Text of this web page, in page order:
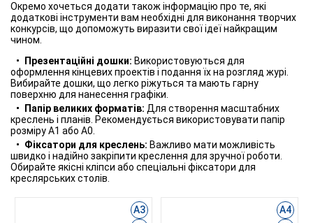
Окремо хочеться додати також інформацію про те, які
додаткові інструменти вам необхідні для виконання творчих
конкурсів, що допоможуть виразити свої ідеї найкращим
чином.
Презентаційні дошки: Використовуються для
оформлення кінцевих проектів і подання їх на розгляд журі.
Вибирайте дошки, що легко ріжуться та мають гарну
поверхню для нанесення графіки.
Папір великих форматів: Для створення масштабних
креслень і планів. Рекомендується використовувати папір
розміру А1 або А0.
Фіксатори для креслень: Важливо мати можливість
швидко і надійно закріпити креслення для зручної роботи.
Обирайте якісні кліпси або спеціальні фіксатори для
креслярських столів.
А3 А4